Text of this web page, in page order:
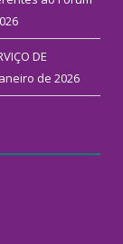
DE
de 2026